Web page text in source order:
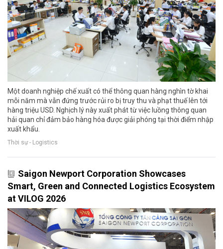
Một doanh nghiệp chế xuất có thể thông quan hàng nghìn tờ khai
mỗi năm mà vẫn đứng trước rủi ro bị truy thu và phạt thuế lên tới
hàng triệu USD. Nghịch lý này xuất phát từ việc luồng thông quan
hải quan chỉ đảm bảo hàng hóa được giải phóng tại thời điểm nhập
xuất khẩu.
Thời sự - Logistics
Saigon Newport Corporation Showcases
Smart, Green and Connected Logistics Ecosystem
at VILOG 2026